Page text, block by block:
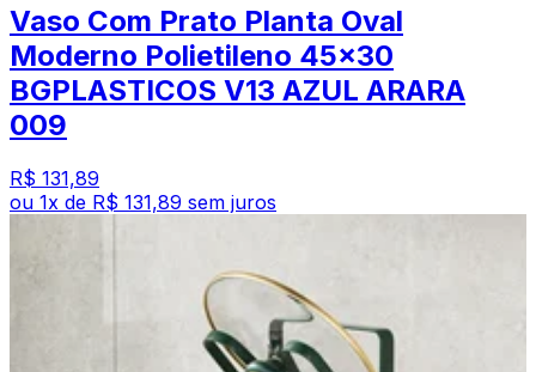
Vaso Com Prato Planta Oval
Moderno Polietileno 45x30
BGPLASTICOS V13 AZUL ARARA
009
R$ 131,89
ou 1x de R$ 131,89 sem juros